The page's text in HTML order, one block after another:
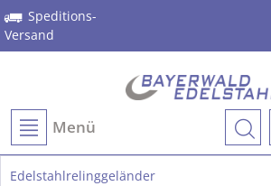
Speditions-
Versand
Menü
Edelstahlrelinggeländer